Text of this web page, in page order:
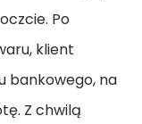
Po
klient
bankowego, na
Z chwilą